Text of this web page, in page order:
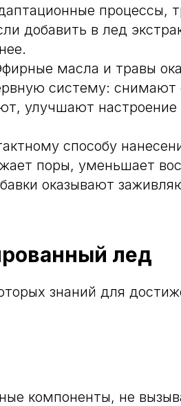
процессы,
добавить в лед
масла и травы
систему: снимают
улучшают
способу
поры, уменьшает
оказывают
лед
знаний для
компоненты, не